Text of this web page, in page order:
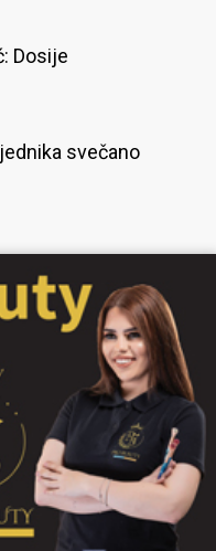
Dosije
svečano